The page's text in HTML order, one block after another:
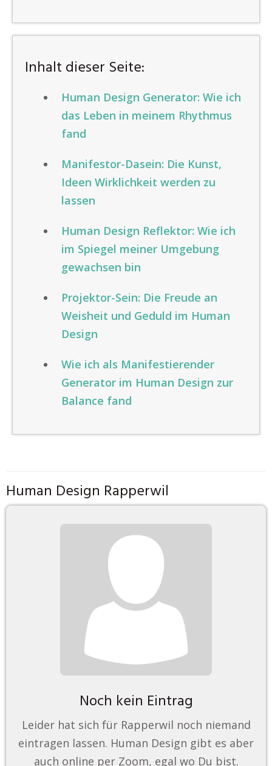
Inhalt dieser Seite:
Human Design Generator: Wie ich
das Leben in meinem Rhythmus
fand
Manifestor-Dasein: Die Kunst,
Ideen Wirklichkeit werden zu
lassen
Human Design Reflektor: Wie ich
im Spiegel meiner Umgebung
gewachsen bin
Projektor-Sein: Die Freude an
Weisheit und Geduld im Human
Design
Wie ich als Manifestierender
Generator im Human Design zur
Balance fand
Human Design Rapperwil
Noch kein Eintrag
Leider hat sich für Rapperwil noch niemand
eintragen lassen. Human Design gibt es aber
auch online per Zoom, egal wo Du bist.